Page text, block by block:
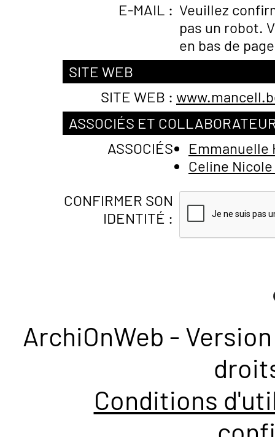
E-MAIL : Veuillez
pas un robot.
en bas de
SITE WEB
SITE WEB :
ASSOCIÉS ET
ASSOCIÉS
Emmanuelle
Celine Nicole
CONFIRMER SON
IDENTITÉ :
ArchiOnWeb -
Conditions